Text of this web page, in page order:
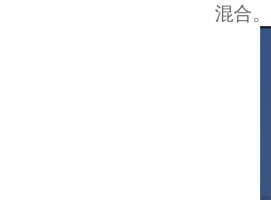
混合。